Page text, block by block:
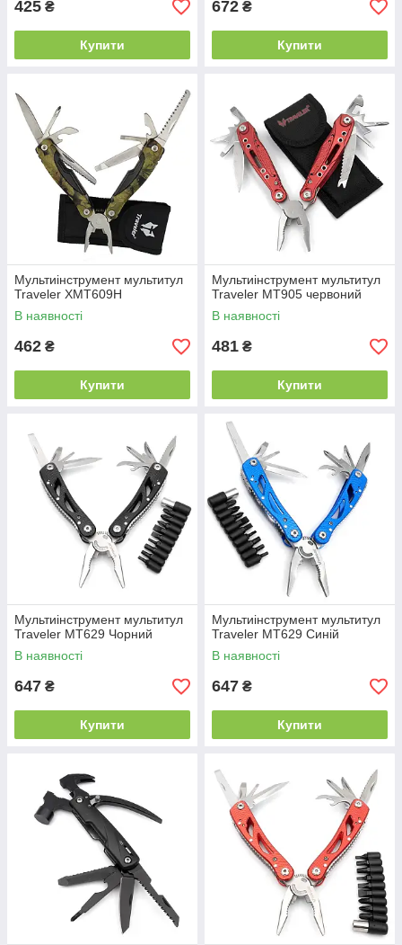
425 ₴
Купити
672 ₴
Купити
Мультиінструмент мультитул
Traveler XMT609H
В наявності
462 ₴
Купити
Мультиінструмент мультитул
Traveler MT905 червоний
В наявності
481 ₴
Купити
Мультиінструмент мультитул
Traveler MT629 Чорний
В наявності
647 ₴
Купити
Мультиінструмент мультитул
Traveler MT629 Синій
В наявності
647 ₴
Купити